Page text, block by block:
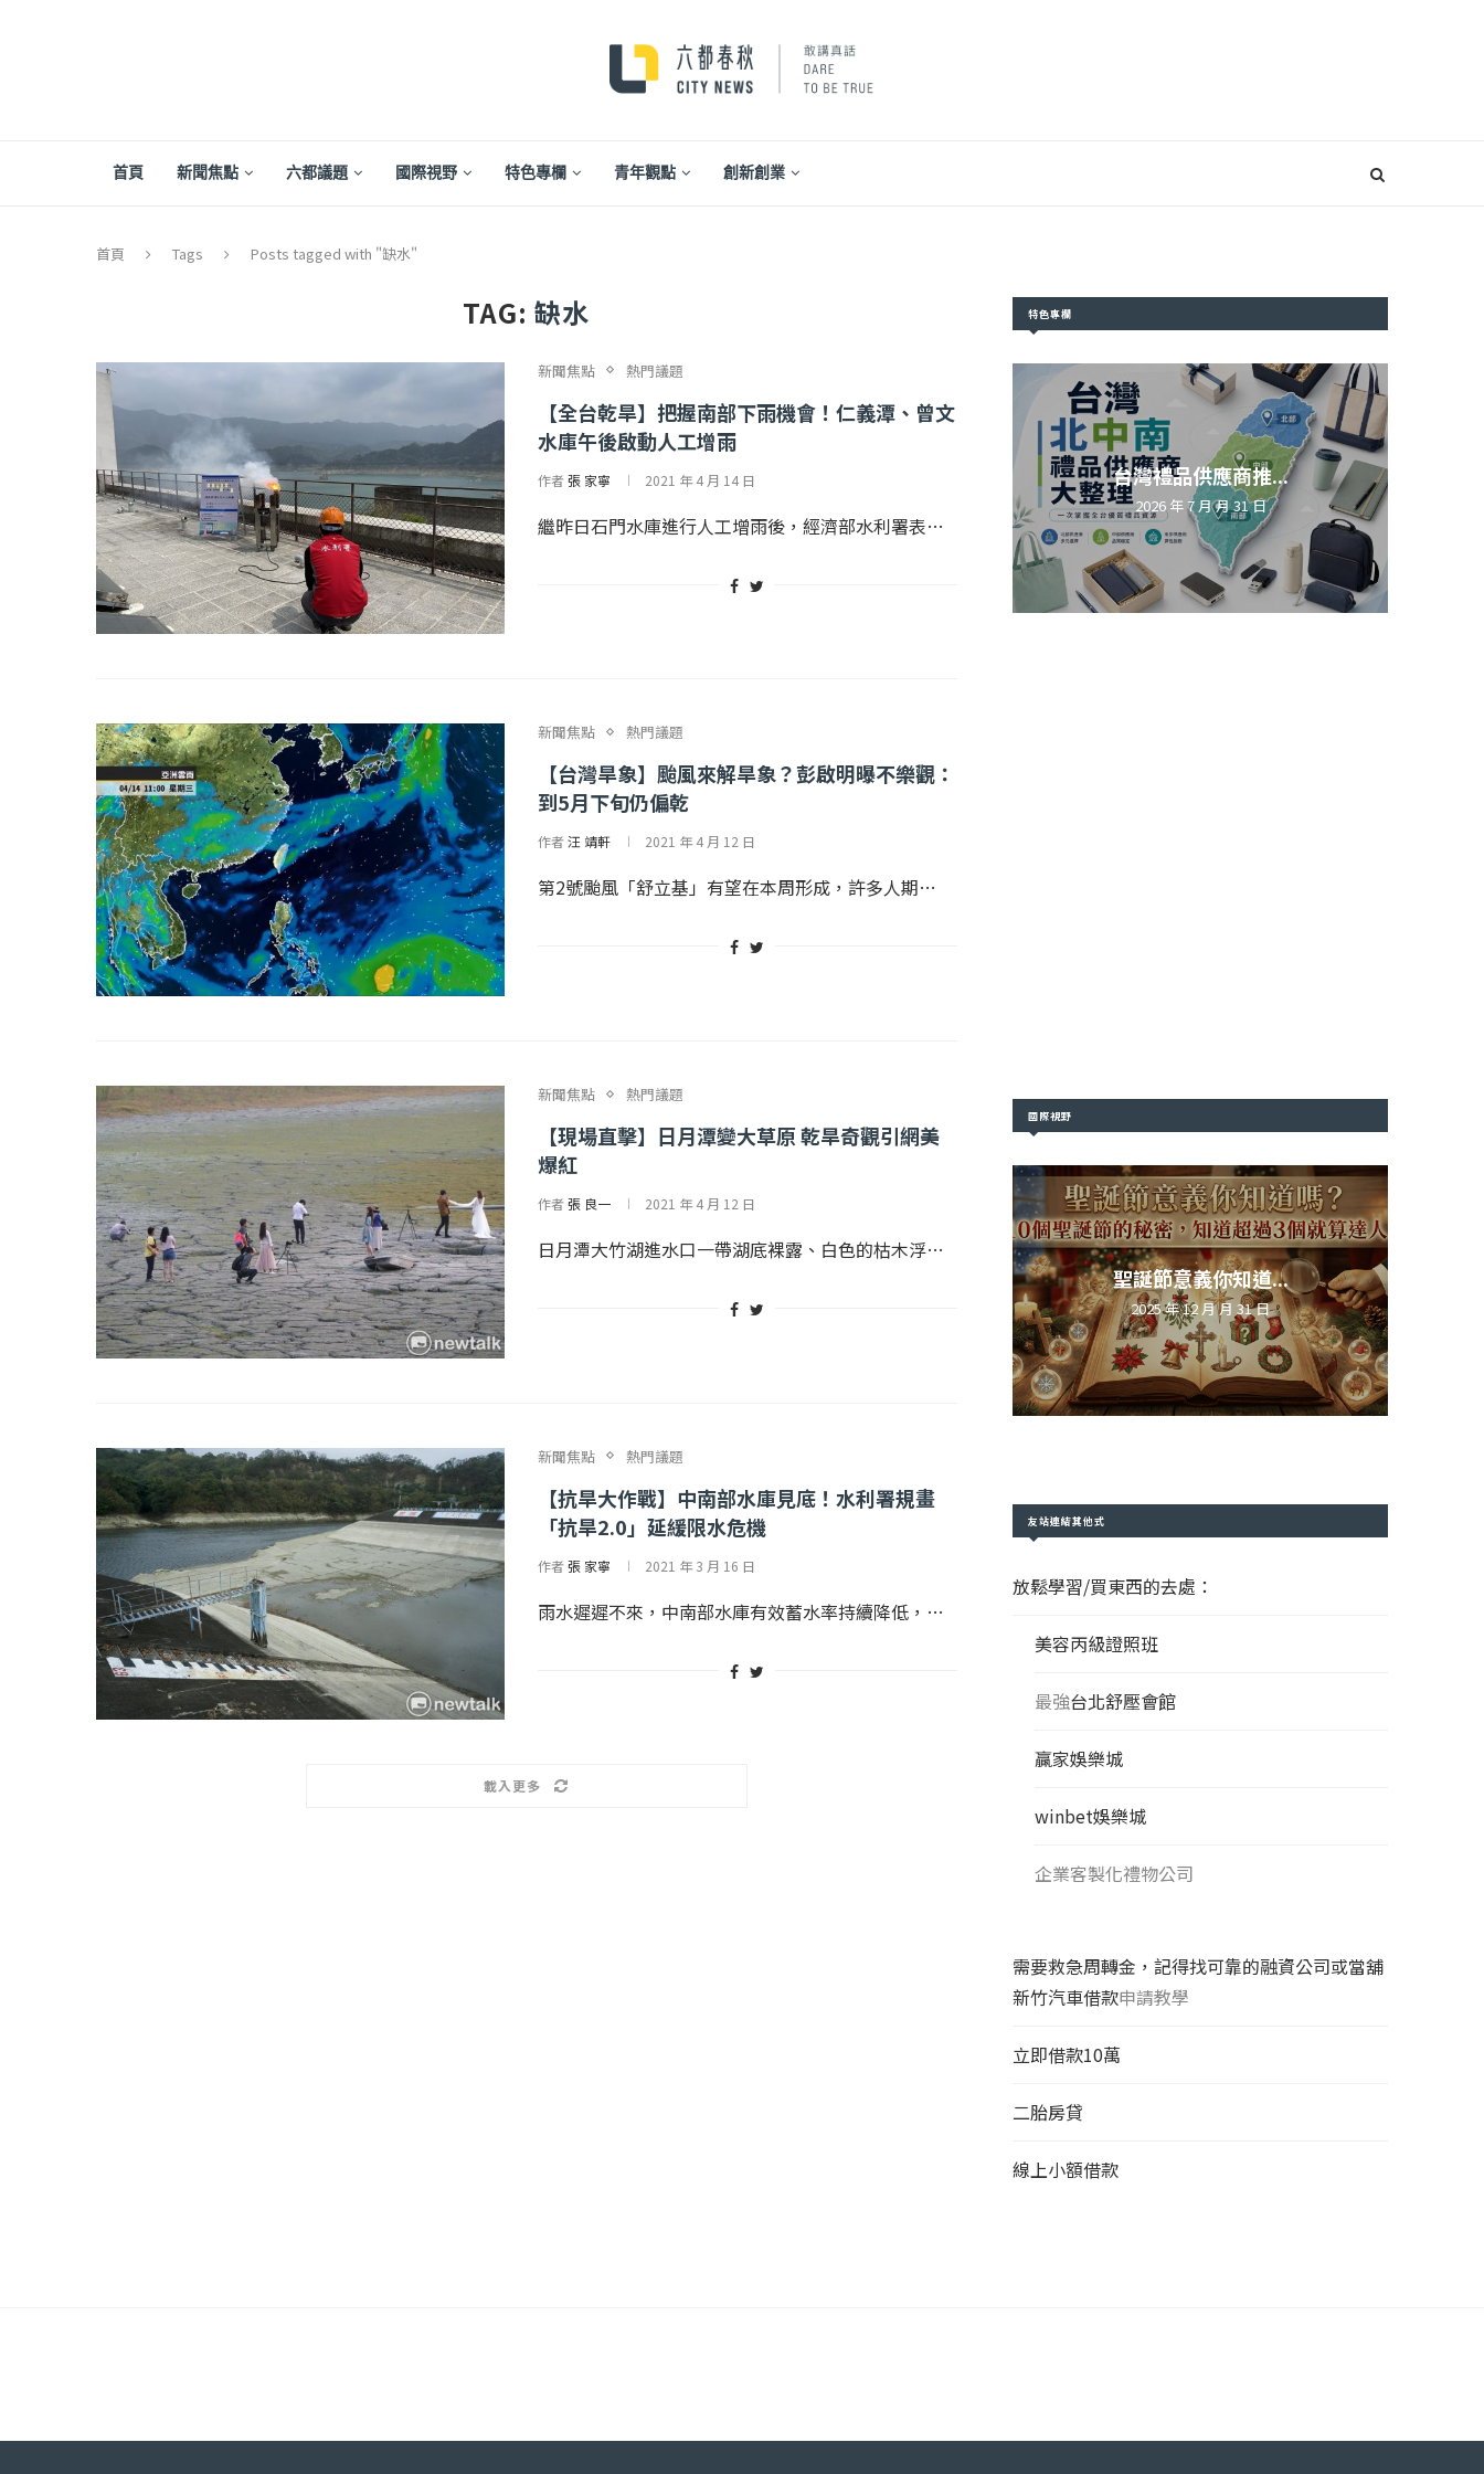
首頁 新聞焦點 六都議題 國際視野 特色專欄 青年觀點 創新創業
首頁 Tags Posts tagged with "缺水"
TAG:缺水
新聞焦點 熱門議題
【全台乾旱】把握南部下雨機會！仁義潭、曾文
水庫午後啟動人工增雨
作者張 家寧 2021 年 4 月 14 日
繼昨日石門水庫進行人工增雨後，經濟部水利署表…
新聞焦點 熱門議題
【台灣旱象】颱風來解旱象？彭啟明曝不樂觀：
到5月下旬仍偏乾
作者汪 靖軒 2021 年 4 月 12 日
第2號颱風「舒立基」有望在本周形成，許多人期…
新聞焦點 熱門議題
【現場直擊】日月潭變大草原 乾旱奇觀引網美
爆紅
作者張 良一 2021 年 4 月 12 日
日月潭大竹湖進水口一帶湖底裸露、白色的枯木浮…
新聞焦點 熱門議題
【抗旱大作戰】中南部水庫見底！水利署規畫
「抗旱2.0」延緩限水危機
作者張 家寧 2021 年 3 月 16 日
雨水遲遲不來，中南部水庫有效蓄水率持續降低，…
載入更多
特色專欄
評論】國民黨在...
2022 年 1 月 月 23 日
【陳昭南專欄】支...
2022 年 1 月 月 22 日
【一個律師的筆記... 台灣禮品供應商推...
2026 年 7 月 月 31 日
國際視野
島雷克雅內斯火...
2023 年 12 月 月 20 日
哈馬斯引爆遠超4...
2023 年 11 月 月 25 日 2022 年 1 月 月 22 日
聖誕節意義你知道...
2025 年 12 月 月 31 日
友站連結其他式
放鬆學習/買東西的去處：
美容丙級證照班
最強台北舒壓會館
贏家娛樂城
winbet娛樂城
企業客製化禮物公司
需要救急周轉金，記得找可靠的融資公司或當舖
新竹汽車借款申請教學
立即借款10萬
二胎房貸
線上小額借款